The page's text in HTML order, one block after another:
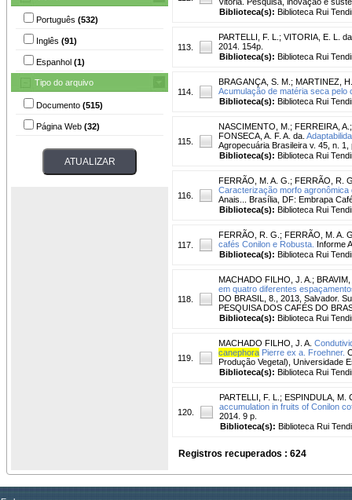
Português (532)
Inglês (91)
Espanhol (1)
Tipo do arquivo
Documento (515)
Página Web (32)
Biblioteca(s): Biblioteca Rui
113.
PARTELLI, F. L. ; VITORIA, E. L.
2014. 154p.
Biblioteca(s): Biblioteca Rui
114.
BRAGANÇA, S. M. ; MARTINEZ,
Acumulação de matéria seca pelo
Biblioteca(s): Biblioteca Rui
115.
NASCIMENTO, M. ; FERREIRA, A.
FONSECA, A. F. A. da.
Agropecuária Brasileira v. 45, n. 1,
Biblioteca(s): Biblioteca Rui
116.
FERRÃO, M. A. G. ; FERRÃO, R.
Caracterização morfo agronômica
Anais... Brasília, DF: Embrapa
Biblioteca(s): Biblioteca Rui
117.
FERRÃO, R. G. ; FERRÃO, M. A.
cafés Conilon e Robusta. Informe
Biblioteca(s): Biblioteca Rui
118.
MACHADO FILHO, J. A. ;
em quatro diferentes
DO BRASIL, 8., 2013, Salvador.
PESQUISA DOS CAFÉS DO
Biblioteca(s): Biblioteca Rui
119.
MACHADO FILHO, J. A.
canephora Pierre ex a. Froehner.
Produção Vegetal), Universidade
Biblioteca(s): Biblioteca Rui
120.
PARTELLI, F. L. ; ESPINDULA, M.
accumulation in fruits of Conilon
2014. 9 p.
Biblioteca(s): Biblioteca Rui
Registros recuperados : 624